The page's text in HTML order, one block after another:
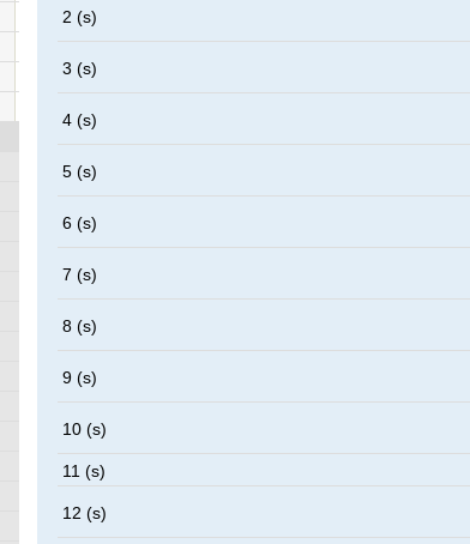
2 (s)
3 (s)
4 (s)
5 (s)
6 (s)
7 (s)
8 (s)
9 (s)
10 (s)
11 (s)
12 (s)